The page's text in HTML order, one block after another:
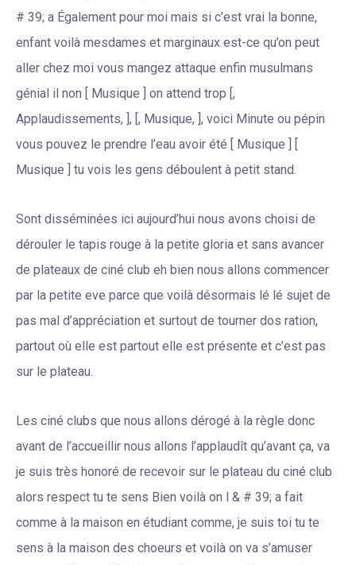
# 39; a Également pour moi mais si c’est vrai la bonne,
enfant voilà mesdames et marginaux est-ce qu’on peut
aller chez moi vous mangez attaque enfin musulmans
génial il non [ Musique ] on attend trop [,
Applaudissements, ], [, Musique, ], voici Minute ou pépin
vous pouvez le prendre l’eau avoir été [ Musique ] [
Musique ] tu vois les gens déboulent à petit stand.
Sont disséminées ici aujourd’hui nous avons choisi de
dérouler le tapis rouge à la petite gloria et sans avancer
de plateaux de ciné club eh bien nous allons commencer
par la petite eve parce que voilà désormais lé lé sujet de
pas mal d’appréciation et surtout de tourner dos ration,
partout où elle est partout elle est présente et c’est pas
sur le plateau.
Les ciné clubs que nous allons dérogé à la règle donc
avant de l’accueillir nous allons l’applaudît qu’avant ça, va
je suis très honoré de recevoir sur le plateau du ciné club
alors respect tu te sens Bien voilà on l & # 39; a fait
comme à la maison en étudiant comme, je suis toi tu te
sens à la maison des choeurs et voilà on va s’amuser